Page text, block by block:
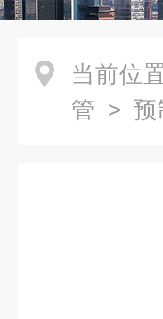
当前位
管 > 预